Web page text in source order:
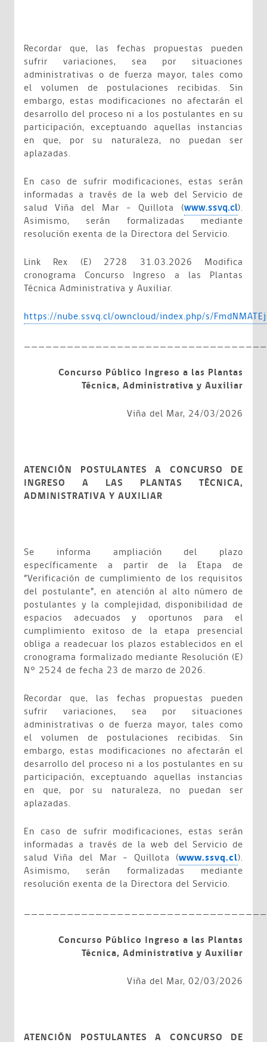
Recordar que, las fechas propuestas pueden
sufrir variaciones, sea por situaciones
administrativas o de fuerza mayor, tales como
el volumen de postulaciones recibidas. Sin
embargo, estas modificaciones no afectarán el
desarrollo del proceso ni a los postulantes en su
participación, exceptuando aquellas instancias
en que, por su naturaleza, no puedan ser
aplazadas.
En caso de sufrir modificaciones, estas serán
informadas a través de la web del Servicio de
salud Viña del Mar – Quillota (www.ssvq.cl).
Asimismo, serán formalizadas mediante
resolución exenta de la Directora del Servicio.
Link Rex (E) 2728 31.03.2026 Modifica
cronograma Concurso Ingreso a las Plantas
Técnica Administrativa y Auxiliar.
https://nube.ssvq.cl/owncloud/index.php/s/
Concurso Público Ingreso a las Plantas
Técnica, Administrativa y Auxiliar
Viña del Mar, 24/03/2026
ATENCIÓN POSTULANTES A CONCURSO DE
INGRESO A LAS PLANTAS TÉCNICA,
ADMINISTRATIVA Y AUXILIAR
Se informa ampliación del plazo
específicamente a partir de la Etapa de
”Verificación de cumplimiento de los requisitos
del postulante”, en atención al alto número de
postulantes y la complejidad, disponibilidad de
espacios adecuados y oportunos para el
cumplimiento exitoso de la etapa presencial
obliga a readecuar los plazos establecidos en el
cronograma formalizado mediante Resolución (E)
N° 2524 de fecha 23 de marzo de 2026.
Recordar que, las fechas propuestas pueden
sufrir variaciones, sea por situaciones
administrativas o de fuerza mayor, tales como
el volumen de postulaciones recibidas. Sin
embargo, estas modificaciones no afectarán el
desarrollo del proceso ni a los postulantes en su
participación, exceptuando aquellas instancias
en que, por su naturaleza, no puedan ser
aplazadas.
En caso de sufrir modificaciones, estas serán
informadas a través de la web del Servicio de
salud Viña del Mar – Quillota (www.ssvq.cl).
Asimismo, serán formalizadas mediante
resolución exenta de la Directora del Servicio.
Concurso Público Ingreso a las Plantas
Técnica, Administrativa y Auxiliar
Viña del Mar, 02/03/2026
ATENCIÓN POSTULANTES A CONCURSO DE